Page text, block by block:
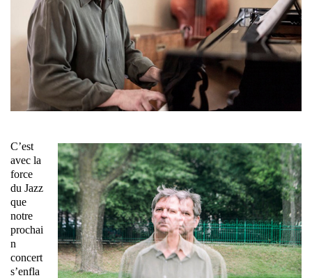
C’est
avec la
force
du Jazz
que
notre
prochai
n
concert
s’enfla